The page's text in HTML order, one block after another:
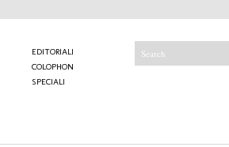
EDITORIALI
COLOPHON
SPECIALI